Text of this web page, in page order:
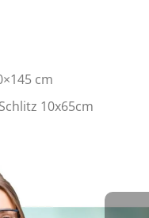
cm
10x65cm